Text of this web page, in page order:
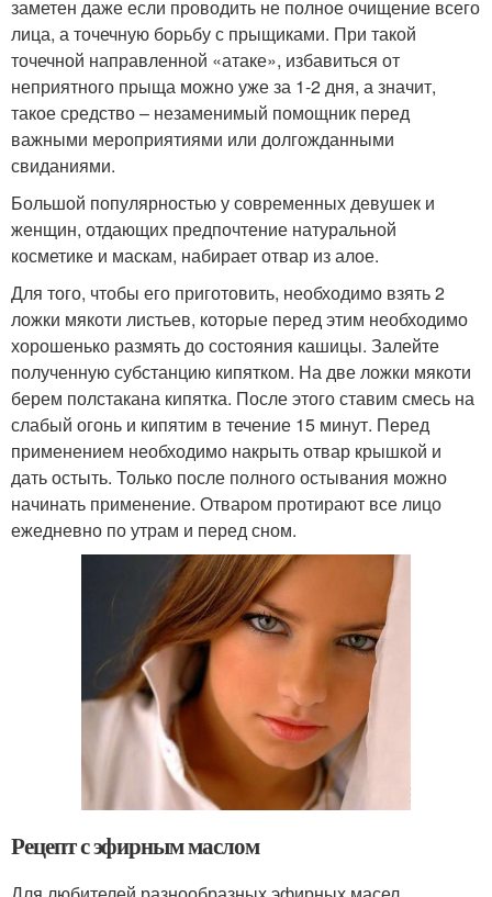
заметен даже если проводить не полное очищение всего
лица, а точечную борьбу с прыщиками. При такой
точечной направленной «атаке», избавиться от
неприятного прыща можно уже за 1-2 дня, а значит,
такое средство – незаменимый помощник перед
важными мероприятиями или долгожданными
свиданиями.
Большой популярностью у современных девушек и
женщин, отдающих предпочтение натуральной
косметике и маскам, набирает отвар из алое.
Для того, чтобы его приготовить, необходимо взять 2
ложки мякоти листьев, которые перед этим необходимо
хорошенько размять до состояния кашицы. Залейте
полученную субстанцию кипятком. На две ложки мякоти
берем полстакана кипятка. После этого ставим смесь на
слабый огонь и кипятим в течение 15 минут. Перед
применением необходимо накрыть отвар крышкой и
дать остыть. Только после полного остывания можно
начинать применение. Отваром протирают все лицо
ежедневно по утрам и перед сном.
Рецепт с эфирным маслом